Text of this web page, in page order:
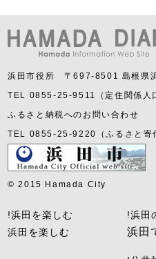
浜田市役所 〒697-8501 島根県
TEL 0855-25-9511（定住関係人
ふるさと納税へのお問い合わせ
TEL 0855-25-9220（ふるさと寄
© 2015 Hamada City
!浜田を楽しむ
浜田を楽しむ
!浜田
浜田